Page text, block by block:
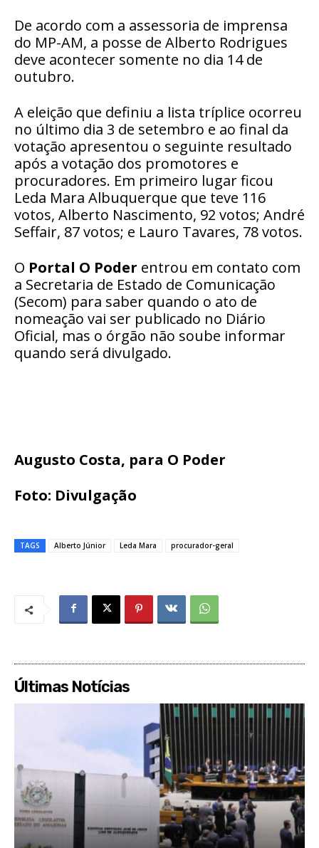
De acordo com a assessoria de imprensa
do MP-AM, a posse de Alberto Rodrigues
deve acontecer somente no dia 14 de
outubro.
A eleição que definiu a lista tríplice ocorreu
no último dia 3 de setembro e ao final da
votação apresentou o seguinte resultado
após a votação dos promotores e
procuradores. Em primeiro lugar ficou
Leda Mara Albuquerque que teve 116
votos, Alberto Nascimento, 92 votos; André
Seffair, 87 votos; e Lauro Tavares, 78 votos.
O Portal O Poder entrou em contato com
a Secretaria de Estado de Comunicação
(Secom) para saber quando o ato de
nomeação vai ser publicado no Diário
Oficial, mas o órgão não soube informar
quando será divulgado.
Augusto Costa, para O Poder
Foto: Divulgação
TAGS Alberto Júnior Leda Mara procurador-geral
Últimas Notícias